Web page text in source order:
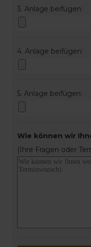
3. Anlage beifügen:
4. Anlage beifügen:
5. Anlage beifügen:
Wie können wir
(Ihre Fragen oder